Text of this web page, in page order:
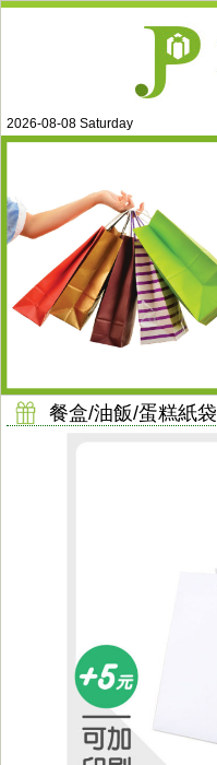
2026-08-08 Saturday
餐盒/油飯/蛋糕紙袋